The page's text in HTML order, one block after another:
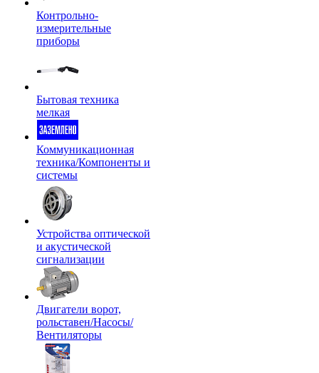
Контрольно-
измерительные
приборы
Бытовая техника
мелкая
Коммуникационная
техника/Компоненты и
системы
Устройства оптической
и акустической
сигнализации
Двигатели ворот,
рольставен/Насосы/
Вентиляторы